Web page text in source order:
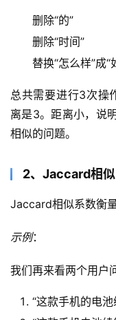
删除“的”
删除“时间”
替换“怎么样”成“
总共需要进行3次操
离是3。距离小，说
相似的问题。
2、Jaccard相
Jaccard相似系数衡
示例：
我们再来看两个用户
“这款手机的电